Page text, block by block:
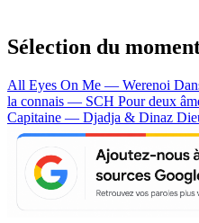
Sélection du
All Eyes On Me — Werenoi
la connais — SCH Pour deux
Capitaine — Djadja & Dinaz